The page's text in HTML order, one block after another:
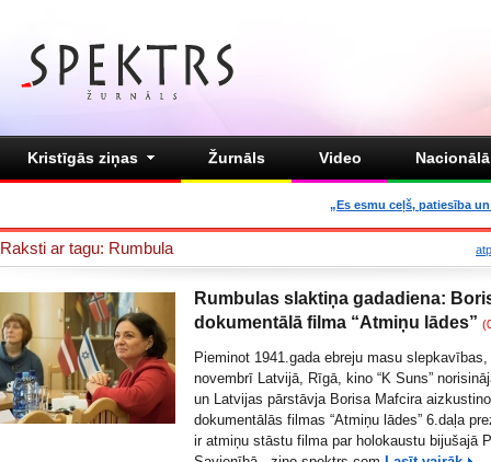
Kristīgās ziņas Žurnāls Video
„Es esmu ceļš, patiesība
Raksti ar tagu: Rumbula
Rumbulas slaktiņa gadadiena:
dokumentālā filma “Atmiņu lādes”
Pieminot 1941.gada ebreju masu slepkavības,
novembrī Latvijā, Rīgā, kino “K Suns”
un Latvijas pārstāvja Borisa Mafcira
dokumentālās filmas “Atmiņu lādes” 6.daļa
ir atmiņu stāstu filma par holokaustu bijušajā